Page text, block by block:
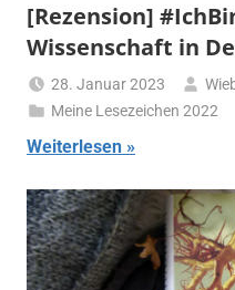
[Rezension]
Wissenschaft in
28. Januar 2023
Meine Lesezeichen 2022
Weiterlesen